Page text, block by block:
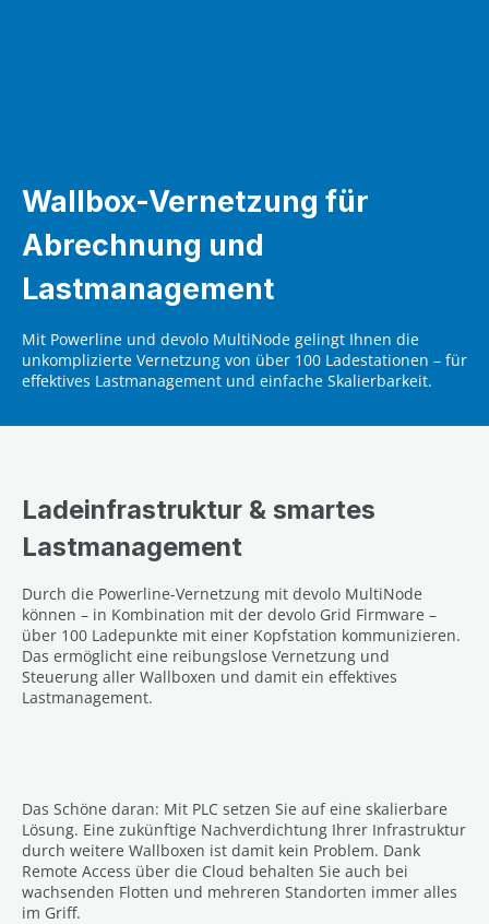
Wallbox-Vernetzung für
Abrechnung und
Lastmanagement
Mit Powerline und devolo MultiNode gelingt Ihnen die
unkomplizierte Vernetzung von über 100 Ladestationen – für
effektives Lastmanagement und einfache Skalierbarkeit.
Ladeinfrastruktur & smartes
Lastmanagement
Durch die Powerline-Vernetzung mit devolo MultiNode
können – in Kombination mit der devolo Grid Firmware –
über 100 Ladepunkte mit einer Kopfstation kommunizieren.
Das ermöglicht eine reibungslose Vernetzung und
Steuerung aller Wallboxen und damit ein effektives
Lastmanagement.
Das Schöne daran: Mit PLC setzen Sie auf eine skalierbare
Lösung. Eine zukünftige Nachverdichtung Ihrer Infrastruktur
durch weitere Wallboxen ist damit kein Problem. Dank
Remote Access über die Cloud behalten Sie auch bei
wachsenden Flotten und mehreren Standorten immer alles
im Griff.